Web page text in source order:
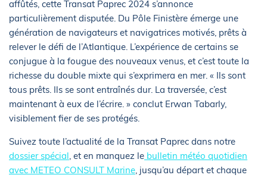
affûtés, cette Transat Paprec 2024 s’annonce
particulièrement disputée. Du Pôle Finistère émerge une
génération de navigateurs et navigatrices motivés, prêts à
relever le défi de l’Atlantique. L’expérience de certains se
conjugue à la fougue des nouveaux venus, et c’est toute la
richesse du double mixte qui s’exprimera en mer. « Ils sont
tous prêts. Ils se sont entraînés dur. La traversée, c’est
maintenant à eux de l’écrire. » conclut Erwan Tabarly,
visiblement fier de ses protégés.
Suivez toute l’actualité de la Transat Paprec dans notre
dossier spécial, et en manquez le bulletin météo quotidien
avec METEO CONSULT Marine, jusqu’au départ et chaque